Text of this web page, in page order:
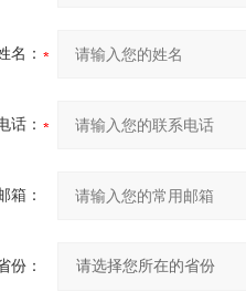
名：
话：
箱：
份：